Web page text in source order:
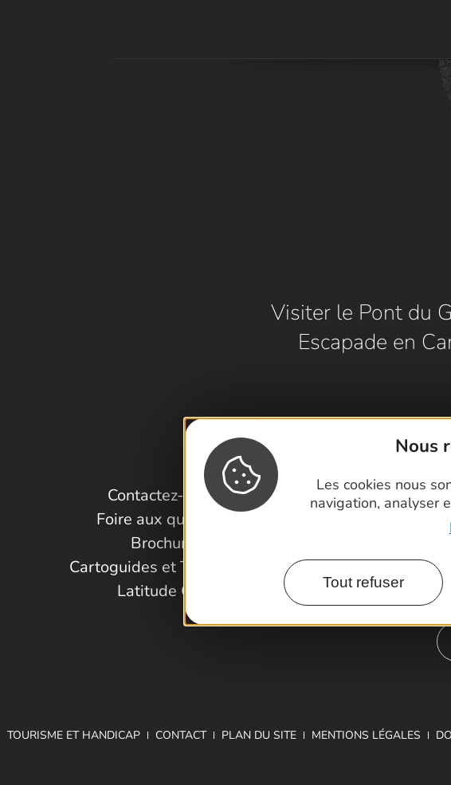
Nous
Les cookies nous
navigation, analyser
Tout refuser
Visiter le Pont du
Escapade en
Contactez-nous !
Foire aux questions
Brochures
Cartoguides et Topoguides
Latitude Gard
TOURISME ET HANDICAP CONTACT PLAN DU SITE MENTIONS LÉGALES